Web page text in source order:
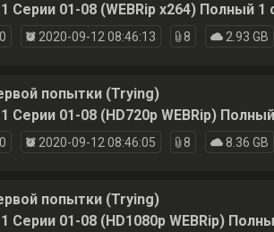
Серии 01-08 (WEBRip x264) Полный 1
0 2020-09-12 08:46:13 8 2.93 GB
попытки (Trying)
Серии 01-08 (HD720p WEBRip)
0 2020-09-12 08:46:05 8 8.36 GB
попытки (Trying)
Серии 01-08 (HD1080p WEBRip)